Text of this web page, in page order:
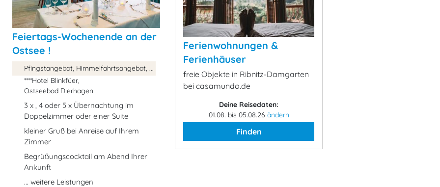
Feiertags-Wochenende an der
Ostsee !
Pfingstangebot, Himmelfahrtsangebot, ...
****Hotel Blinkfüer,
Ostseebad Dierhagen
3 x , 4 oder 5 x Übernachtung im
Doppelzimmer oder einer Suite
kleiner Gruß bei Anreise auf Ihrem
Zimmer
Begrüßungscocktail am Abend Ihrer
Ankunft
... weitere Leistungen
Ferienwohnungen &
Ferienhäuser
freie Objekte in Ribnitz-Damgarten
bei casamundo.de
Deine Reisedaten:
01.08. bis 05.08.26 ändern
Finden